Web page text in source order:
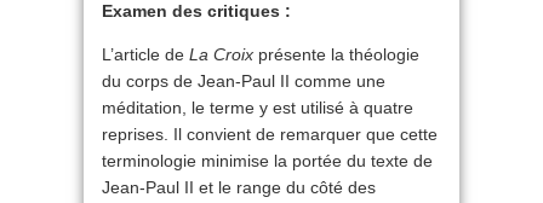
Examen des critiques :
L’article de La Croix présente la théologie
du corps de Jean-Paul II comme une
méditation, le terme y est utilisé à quatre
reprises. Il convient de remarquer que cette
terminologie minimise la portée du texte de
Jean-Paul II et le range du côté des